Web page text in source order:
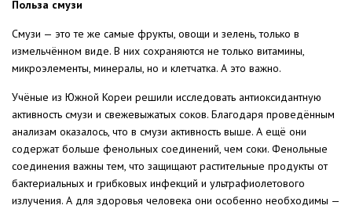
Польза смузи
Смузи — это те же самые фрукты, овощи и зелень, только в
измельчённом виде. В них сохраняются не только витамины,
микроэлементы, минералы, но и клетчатка. А это важно.
Учёные из Южной Кореи решили исследовать антиоксидантную
активность смузи и свежевыжатых соков. Благодаря проведённым
анализам оказалось, что в смузи активность выше. А ещё они
содержат больше фенольных соединений, чем соки. Фенольные
соединения важны тем, что защищают растительные продукты от
бактериальных и грибковых инфекций и ультрафиолетового
излучения. А для здоровья человека они особенно необходимы —